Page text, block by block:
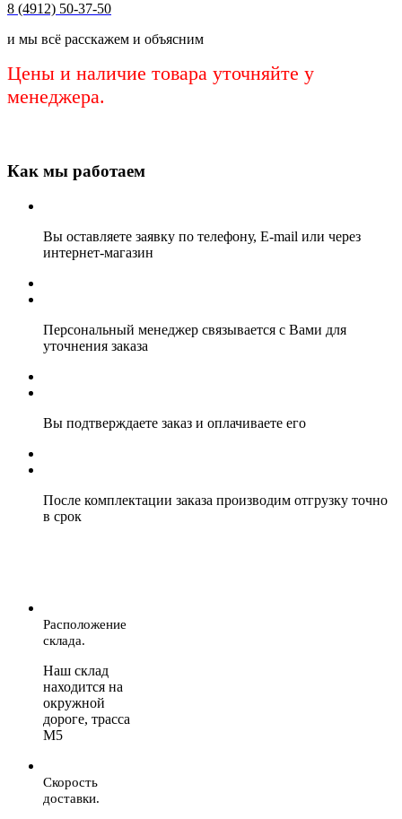
8 (4912) 50-37-50
и мы всё расскажем и объясним
Цены и наличие товара уточняйте у
менеджера.
Как мы работаем
Вы оставляете заявку по телефону, E-mail или через
интернет-магазин
Персональный менеджер связывается с Вами для
уточнения заказа
Вы подтверждаете заказ и оплачиваете его
После комплектации заказа производим отгрузку точно
в срок
Расположение
склада.
Наш склад
находится на
окружной
дороге, трасса
М5
Скорость
доставки.